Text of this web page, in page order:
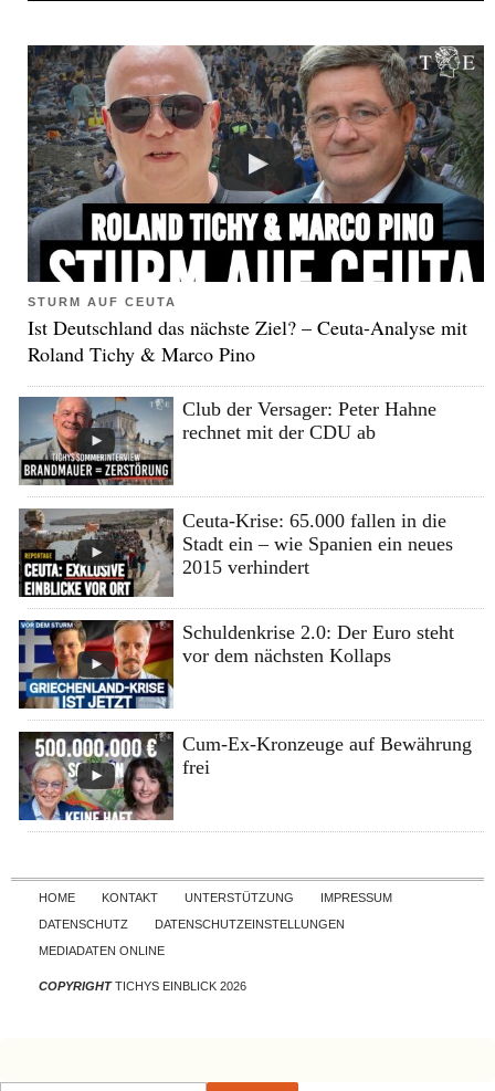
STURM AUF CEUTA
Ist Deutschland das nächste Ziel? – Ceuta-Analyse mit
Roland Tichy & Marco Pino
Club der Versager: Peter Hahne
rechnet mit der CDU ab
Ceuta-Krise: 65.000 fallen in die
Stadt ein – wie Spanien ein neues
2015 verhindert
Schuldenkrise 2.0: Der Euro steht
vor dem nächsten Kollaps
Cum-Ex-Kronzeuge auf Bewährung
frei
Skip to content
HOME KONTAKT UNTERSTÜTZUNG
IMPRESSUM
DATENSCHUTZ
DATENSCHUTZEINSTELLUNGEN
MEDIADATEN ONLINE
COPYRIGHTTICHYS EINBLICK 2026